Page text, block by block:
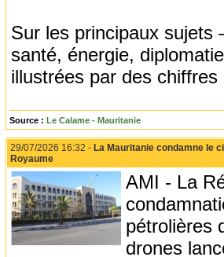
Sur les principaux sujets
santé, énergie,
illustrées par des
Source : Le Calame - Mauritanie
29/07/2026 16:32 - La Mauritanie condamne le
Royaume
AMI - La
pétrolières
drones